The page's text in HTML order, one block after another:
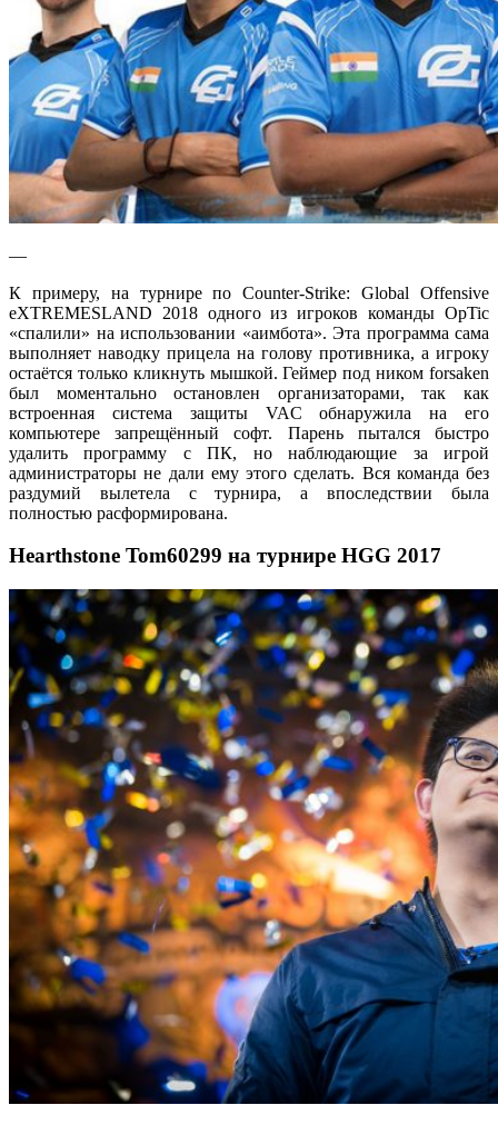
—
К примеру, на турнире по Counter-Strike: Global Offensive
eXTREMESLAND 2018 одного из игроков команды OpTic
«спалили» на использовании «аимбота». Эта программа сама
выполняет наводку прицела на голову противника, а игроку
остаётся только кликнуть мышкой. Геймер под ником forsaken
был моментально остановлен организаторами, так как
встроенная система защиты VAC обнаружила на его
компьютере запрещённый софт. Парень пытался быстро
удалить программу с ПК, но наблюдающие за игрой
администраторы не дали ему этого сделать. Вся команда без
раздумий вылетела с турнира, а впоследствии была
полностью расформирована.
Hearthstone Tom60299 на турнире HGG 2017